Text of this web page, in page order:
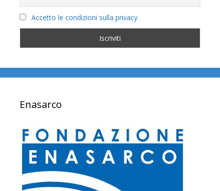
Accetto le condizioni sulla privacy
Enasarco